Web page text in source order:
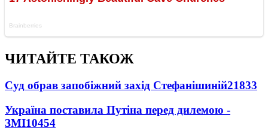
ЧИТАЙТЕ ТАКОЖ
Суд обрав запобіжний захід Стефанішиній21833
Україна поставила Путіна перед дилемою -
ЗМІ10454